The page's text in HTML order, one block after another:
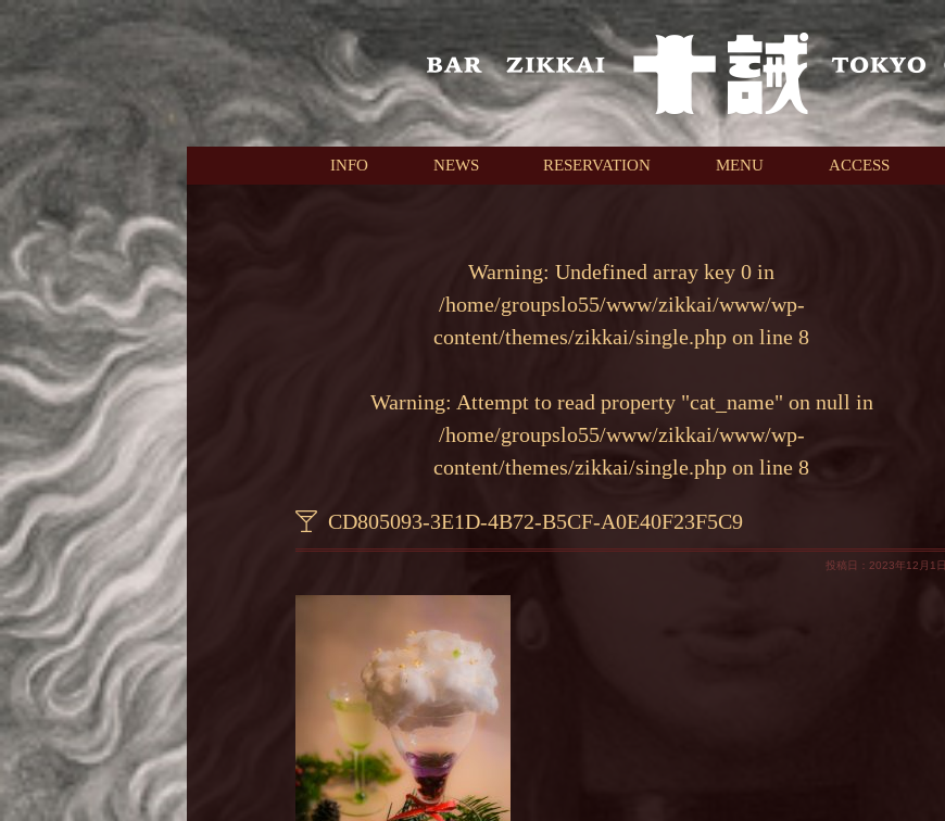
本文へスキップ
INFO NEWS RESERVATION MENU ACCESS
Warning: Undefined array key 0 in
/home/groupslo55/www/zikkai/www/wp-
content/themes/zikkai/single.php on line 8
Warning: Attempt to read property "cat_name" on null in
/home/groupslo55/www/zikkai/www/wp-
content/themes/zikkai/single.php on line 8
CD805093-3E1D-4B72-B5CF-A0E40F23F5C9
投稿日：2023年12月1日